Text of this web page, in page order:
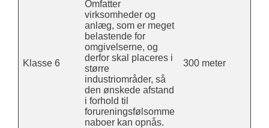
Klasse 6
Omfatter
virksomheder og
anlæg, som er meget
belastende for
omgivelserne, og
derfor skal placeres i
større
industriområder, så
den ønskede afstand
i forhold til
forureningsfølsomme
naboer kan opnås.
300 meter